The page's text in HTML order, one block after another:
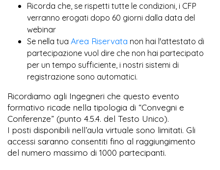
Ricorda che, se rispetti tutte le condizioni, i CFP
verranno erogati dopo 60 giorni dalla data del
webinar
Se nella tua Area Riservata non hai l'attestato di
partecipazione vuol dire che non hai partecipato
per un tempo sufficiente, i nostri sistemi di
registrazione sono automatici.
Ricordiamo agli Ingegneri che questo evento
formativo ricade nella tipologia di “Convegni e
Conferenze” (punto 4.5.4. del Testo Unico).
I posti disponibili nell’aula virtuale sono limitati. Gli
accessi saranno consentiti fino al raggiungimento
del numero massimo di 1000 partecipanti.